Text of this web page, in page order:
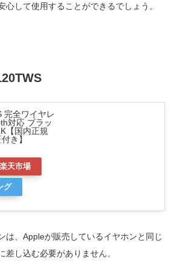
心して使用することができるでしょう。
完全ワイヤレ
対応 ブラッ
【国内正規
き】
楽天市場
グ
は、Appleが販売しているイヤホンと同じ
差し込む必要がありません。